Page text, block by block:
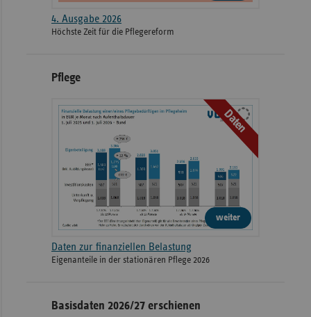
4. Ausgabe 2026
Höchste Zeit für die Pflegereform
Pflege
Daten
weiter
Daten zur finanziellen Belastung
Eigenanteile in der stationären Pflege 2026
Basisdaten 2026/27 erschienen